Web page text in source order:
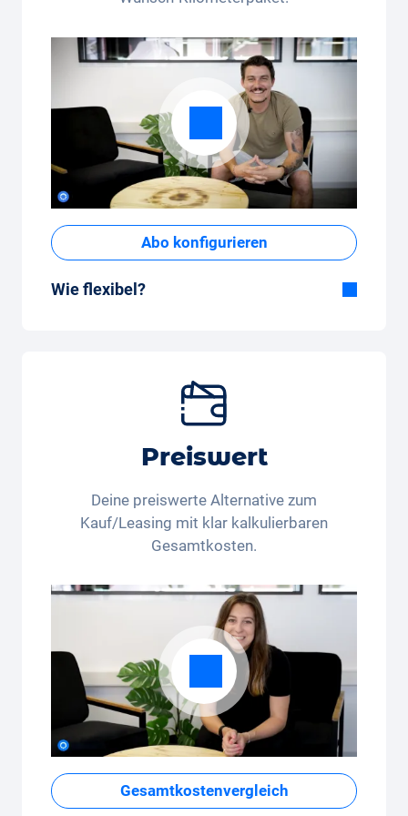
Abo konfigurieren
Wie flexibel?
Jahre fahren möchtest.
Flexible monatliche Kilometer
Ob Wenigfahrer mit 350 Kilometer pro
Monat, oder Vielfahrer mit 3’250 Kilometern
pro Monat - das Kilometerpaket lässt sich
bequem in der App anpassen.
Preiswert
Deine preiswerte Alternative zum
Kauf/Leasing mit klar kalkulierbaren
Gesamtkosten.
Gesamtkostenvergleich